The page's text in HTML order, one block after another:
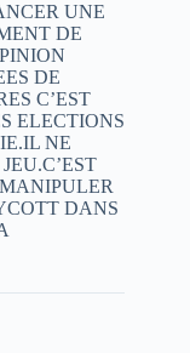
UNE
DE
DE
C’EST
ELECTIONS
NE
DANS